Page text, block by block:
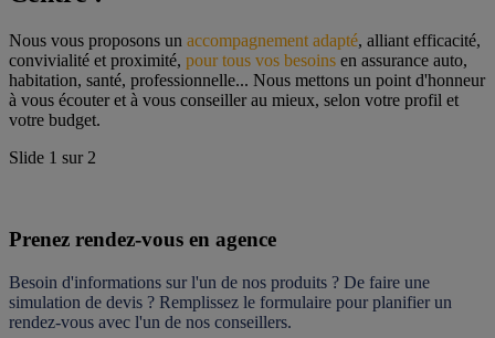
Nous vous proposons un accompagnement adapté, alliant efficacité,
convivialité et proximité, pour tous vos besoins en assurance auto,
habitation, santé, professionnelle... Nous mettons un point d'honneur
à vous écouter et à vous conseiller au mieux, selon votre profil et
votre budget.
Slide 1 sur 2
Prenez rendez-vous en agence
Besoin d'informations sur l'un de nos produits ? De faire une
simulation de devis ? Remplissez le formulaire pour planifier un
rendez-vous avec l'un de nos conseillers.